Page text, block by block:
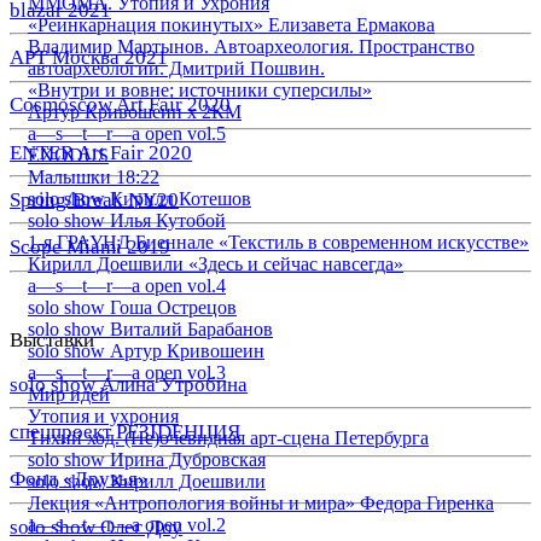
blazar 2021
АРТ Москва 2021
Cosmoscow Art Fair 2020
ENTER Art Fair 2020
Spring/Break NY20
Scope Miami 2019
Выставки
solo show Алина Утробина
спецпроект РЕЗIDЕНЦИЯ
Фонд «Друзья»
solo show Олег Доу
«Реинкарнация покинутых» Елизавета Ермакова
Владимир Мартынов. Автоархеология. Пространство
автоархеологии. Дмитрий Пошвин.
«Внутри и вовне: источники суперсилы»
Артур Кривошеин х 2КМ
a—s—t—r—a open vol.5
EXODUS
Малышки 18:22
solo show Кирилл Котешов
solo show Илья Кутобой
1-я ГРАУНД Биеннале «Текстиль в современном искусстве»
Кирилл Доешвили «Здесь и сейчас навсегда»
a—s—t—r—a open vol.4
solo show Гоша Острецов
solo show Виталий Барабанов
solo show Артур Кривошеин
a—s—t—r—a open vol.3
Мир идей
Утопия и ухрония
Тихий ход. (Не)очевидная арт-сцена Петербурга
solo show Ирина Дубровская
solo show Кирилл Доешвили
Лекция «Антропология войны и мира» Федора Гиренка
a—s—t—r—a open vol.2